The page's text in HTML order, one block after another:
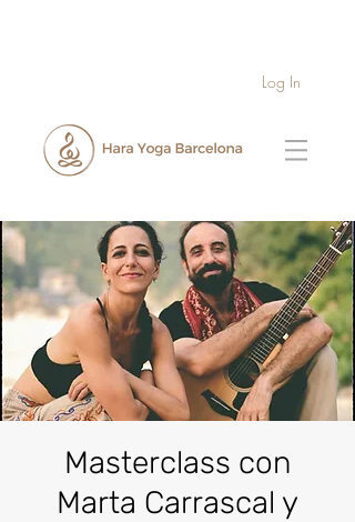
Log In
Masterclass con
Marta Carrascal y